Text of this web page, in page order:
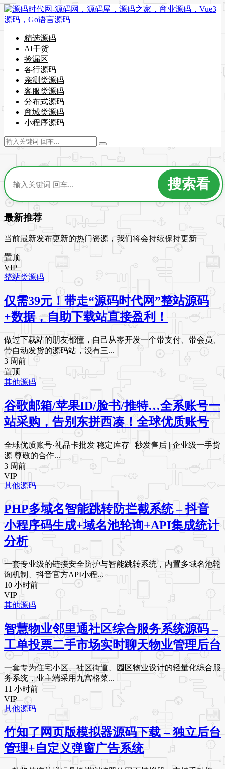
精选源码
AI干货
捡漏区
各行源码
亲测类源码
客服类源码
分布式源码
商城类源码
小程序源码
最新推荐
当前最新发布更新的热门资源，我们将会持续保持更新
置顶
VIP
整站类源码
仅需39元！带走“源码时代网”整站源码
+数据，自助下载站直接盈利！
做过下载站的朋友都懂，自己从零开发一个带支付、带会员、
带自动发货的源码站，没有三...
3 周前
置顶
其他源码
谷歌邮箱/苹果ID/脸书/推特…全系账号一
站采购，告别东拼西凑！全球优质账号
全球优质账号·礼品卡批发 稳定库存 | 秒发售后 | 企业级一手货
源 尊敬的合作...
3 周前
VIP
其他源码
PHP多域名智能跳转防拦截系统 – 抖音
小程序码生成+域名池轮询+API集成统计
分析
一套专业级的链接安全防护与智能跳转系统，内置多域名池轮
询机制、抖音官方API小程...
10 小时前
VIP
其他源码
智慧物业邻里通社区综合服务系统源码 –
工单投票二手市场实时聊天物业管理后台
一套专为住宅小区、社区街道、园区物业设计的轻量化综合服
务系统，业主端采用九宫格菜...
11 小时前
VIP
其他源码
竹知了网页版模拟器源码下载 – 独立后台
管理+自定义弹窗广告系统